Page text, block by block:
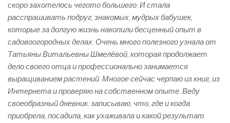
скоро захотелось чего­то большего. И стала
расспрашивать подруг, знакомых, мудрых бабушек,
которые за долгую жизнь накопили бесценный опыт в
садово­огородных делах. Очень много полезного узнала от
Татьяны Витальевны Шмелёвой, которая продолжает
дело своего отца и профессионально занимается
выращиванием растений. Многое сейчас черпаю из книг, из
Интернета и проверяю на собственном опыте. Веду
своеобразный дневник: записываю, что, где и когда
приобрела, посадила, как ухаживала и какой результат